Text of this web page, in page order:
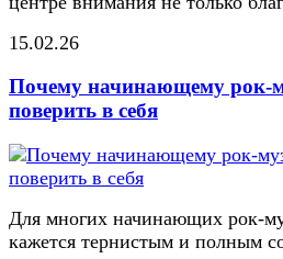
15.02.26
Почему начинающему рок-
поверить в себя
Для многих начинающих рок-
кажется тернистым и полным